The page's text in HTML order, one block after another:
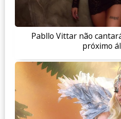
Pabllo Vittar não
próximo